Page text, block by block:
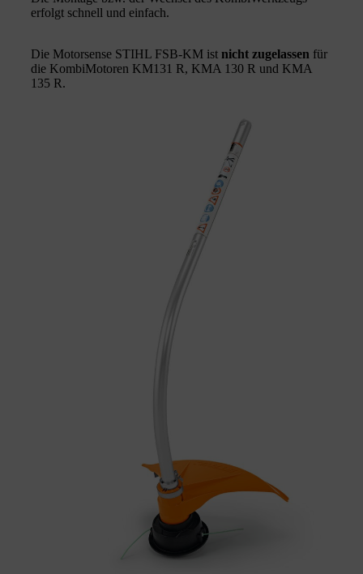
erfolgt schnell und einfach.
Die Motorsense STIHL FSB-KM ist nicht zugelassen für
die KombiMotoren KM131 R, KMA 130 R und KMA
135 R.